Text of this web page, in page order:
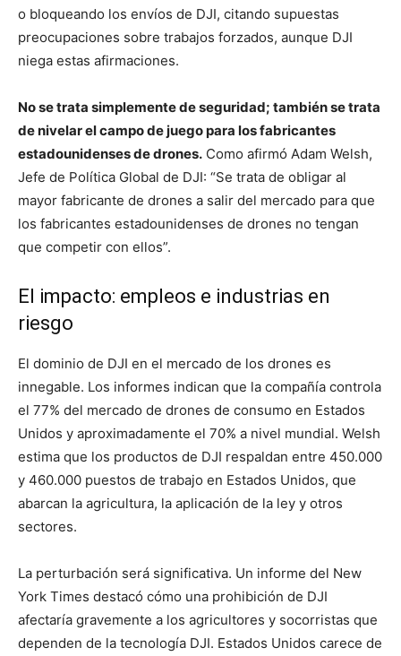
o bloqueando los envíos de DJI, citando supuestas
preocupaciones sobre trabajos forzados, aunque DJI
niega estas afirmaciones.
No se trata simplemente de seguridad; también se trata
de nivelar el campo de juego para los fabricantes
estadounidenses de drones. Como afirmó Adam Welsh,
Jefe de Política Global de DJI: “Se trata de obligar al
mayor fabricante de drones a salir del mercado para que
los fabricantes estadounidenses de drones no tengan
que competir con ellos”.
El impacto: empleos e industrias en
riesgo
El dominio de DJI en el mercado de los drones es
innegable. Los informes indican que la compañía controla
el 77% del mercado de drones de consumo en Estados
Unidos y aproximadamente el 70% a nivel mundial. Welsh
estima que los productos de DJI respaldan entre 450.000
y 460.000 puestos de trabajo en Estados Unidos, que
abarcan la agricultura, la aplicación de la ley y otros
sectores.
La perturbación será significativa. Un informe del New
York Times destacó cómo una prohibición de DJI
afectaría gravemente a los agricultores y socorristas que
dependen de la tecnología DJI. Estados Unidos carece de